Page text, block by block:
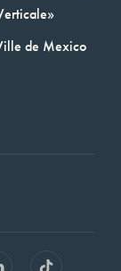
de Mexico